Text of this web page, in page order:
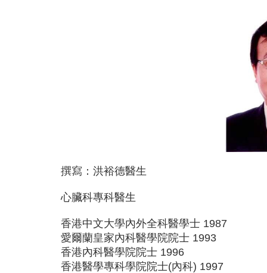
撰寫：洪裕德醫生
心臟科專科醫生
香港中文大學內外全科醫學士 1987
愛爾蘭皇家內科醫學院院士 1993
香港內科醫學院院士 1996
香港醫學專科學院院士(內科) 1997